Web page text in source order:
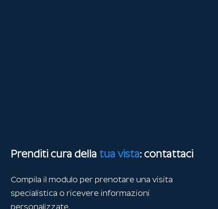
Prenditi cura della tua vista: contattaci
Compila il modulo per prenotare una visita
specialistica o ricevere informazioni
personalizzate.